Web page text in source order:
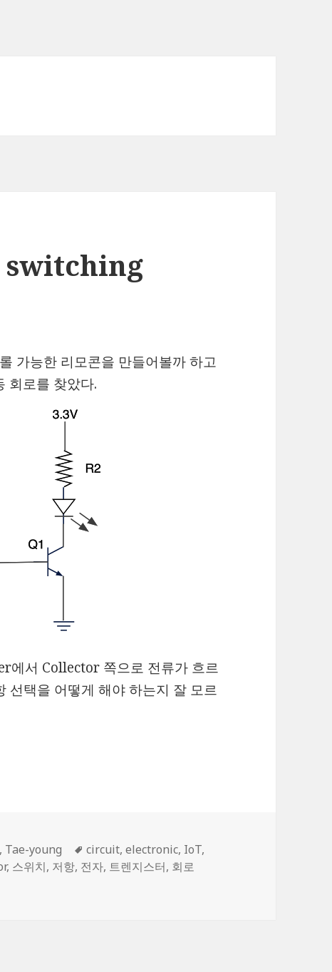
switching
가능한 리모콘을 만들어볼까 하고
회로를 찾았다.
에서 Collector 쪽으로 전류가 흐르
선택을 어떻게 해야 하는지 잘 모르
circuit
, Tae-young Tags
circuit,electronic, IoT,
, 스위치, 저항, 전자, 트렌지스터, 회로
circuit